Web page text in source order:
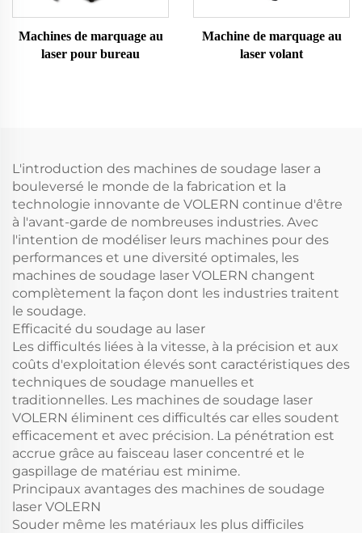
Machines de marquage au
laser pour bureau
Machine de marquage au
laser volant
L'introduction des machines de soudage laser a
bouleversé le monde de la fabrication et la
technologie innovante de VOLERN continue d'être
à l'avant-garde de nombreuses industries. Avec
l'intention de modéliser leurs machines pour des
performances et une diversité optimales, les
machines de soudage laser VOLERN changent
complètement la façon dont les industries traitent
le soudage.
Efficacité du soudage au laser
Les difficultés liées à la vitesse, à la précision et aux
coûts d'exploitation élevés sont caractéristiques des
techniques de soudage manuelles et
traditionnelles. Les machines de soudage laser
VOLERN éliminent ces difficultés car elles soudent
efficacement et avec précision. La pénétration est
accrue grâce au faisceau laser concentré et le
gaspillage de matériau est minime.
Principaux avantages des machines de soudage
laser VOLERN
Souder même les matériaux les plus difficiles